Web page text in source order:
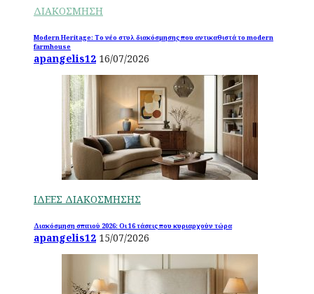
ΔΙΑΚΟΣΜΗΣΗ
Modern Heritage: Το νέο στυλ διακόσμησης που αντικαθιστά το modern
farmhouse
apangelis12 16/07/2026
ΙΔΕΕΣ ΔΙΑΚΟΣΜΗΣΗΣ
Διακόσμηση σπιτιού 2026: Οι 16 τάσεις που κυριαρχούν τώρα
apangelis12 15/07/2026